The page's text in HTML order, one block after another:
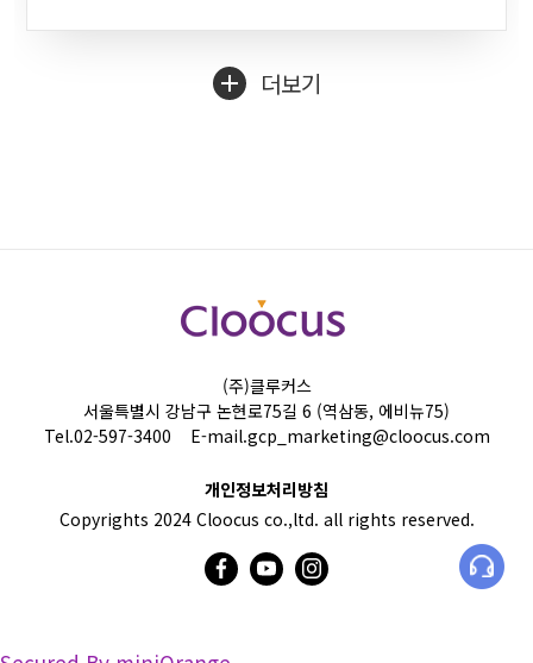
더보기
(주)클루커스
서울특별시 강남구 논현로75길 6 (역삼동, 에비뉴75)
Tel.02-597-3400 E-mail.gcp_marketing@cloocus.com
개인정보처리방침
Copyrights 2024 Cloocus co.,ltd. all rights reserved.